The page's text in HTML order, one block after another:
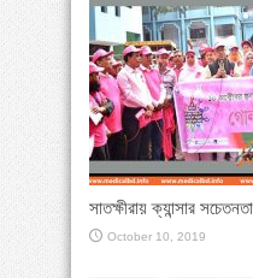
সাতক্ষীরায় ক্যান্সার
October 10, 2019